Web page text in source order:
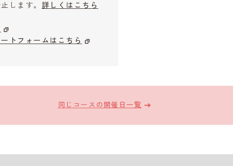
します。 詳しくはこちら
トフォームはこちら
同じコースの開催日一覧